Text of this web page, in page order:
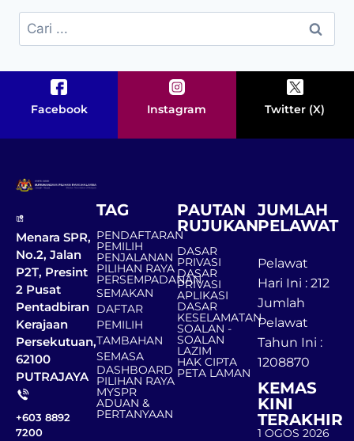
Facebook Instagram Twitter (X)
Menara SPR,
No.2, Jalan
P2T, Presint
2 Pusat
Pentadbiran
Kerajaan
Persekutuan,
62100
PUTRAJAYA
+603 8892
7200
TAG
PENDAFTARAN
PEMILIH
PENJALANAN
PILIHAN RAYA
PERSEMPADANAN
SEMAKAN
DAFTAR
PEMILIH
TAMBAHAN
SEMASA
DASHBOARD
PILIHAN RAYA
MYSPR
ADUAN &
PERTANYAAN
PAUTAN
RUJUKAN
DASAR
PRIVASI
DASAR
PRIVASI
APLIKASI
DASAR
KESELAMATAN
SOALAN -
SOALAN
LAZIM
HAK CIPTA
PETA LAMAN
JUMLAH
PELAWAT
Pelawat
Hari Ini : 212
Jumlah
Pelawat
Tahun Ini :
1208870
KEMAS
KINI
TERAKHIR
1 OGOS 2026